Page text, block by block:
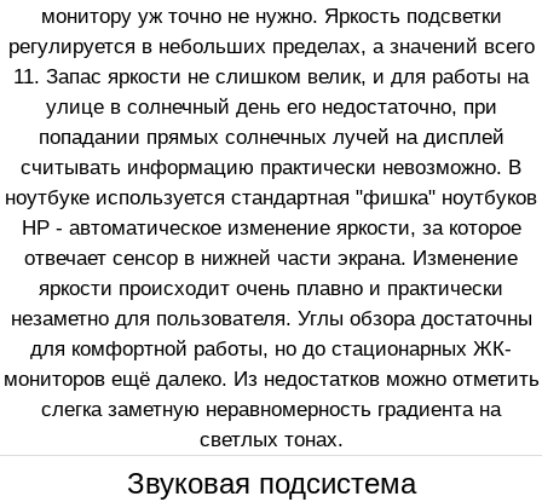
монитору уж точно не нужно. Яркость подсветки
регулируется в небольших пределах, а значений всего
11. Запас яркости не слишком велик, и для работы на
улице в солнечный день его недостаточно, при
попадании прямых солнечных лучей на дисплей
считывать информацию практически невозможно. В
ноутбуке используется стандартная "фишка" ноутбуков
HP - автоматическое изменение яркости, за которое
отвечает сенсор в нижней части экрана. Изменение
яркости происходит очень плавно и практически
незаметно для пользователя. Углы обзора достаточны
для комфортной работы, но до стационарных ЖК-
мониторов ещё далеко. Из недостатков можно отметить
слегка заметную неравномерность градиента на
светлых тонах.
Звуковая подсистема